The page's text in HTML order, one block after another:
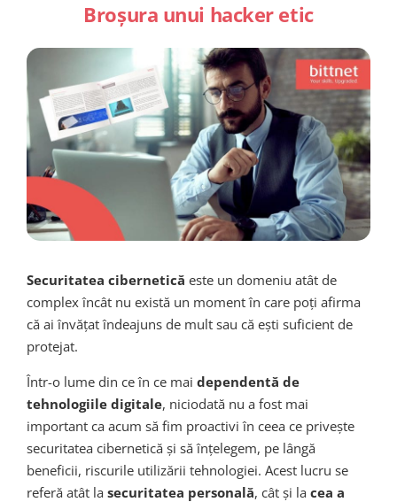
Broșura unui hacker etic
Securitatea cibernetică este un domeniu atât de
complex încât nu există un moment în care poți afirma
că ai învățat îndeajuns de mult sau că ești suficient de
protejat.
Într-o lume din ce în ce mai dependentă de
tehnologiile digitale, niciodată nu a fost mai
important ca acum să fim proactivi în ceea ce privește
securitatea cibernetică și să înțelegem, pe lângă
beneficii, riscurile utilizării tehnologiei. Acest lucru se
referă atât la securitatea personală, cât și la cea a